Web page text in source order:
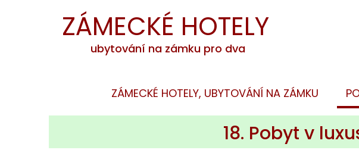
ZÁMECKÉ HOTELY
ubytování na zámku pro dva
ZÁMECKÉ HOTELY, UBYTOVÁNÍ NA ZÁMKU
18. Pobyt v